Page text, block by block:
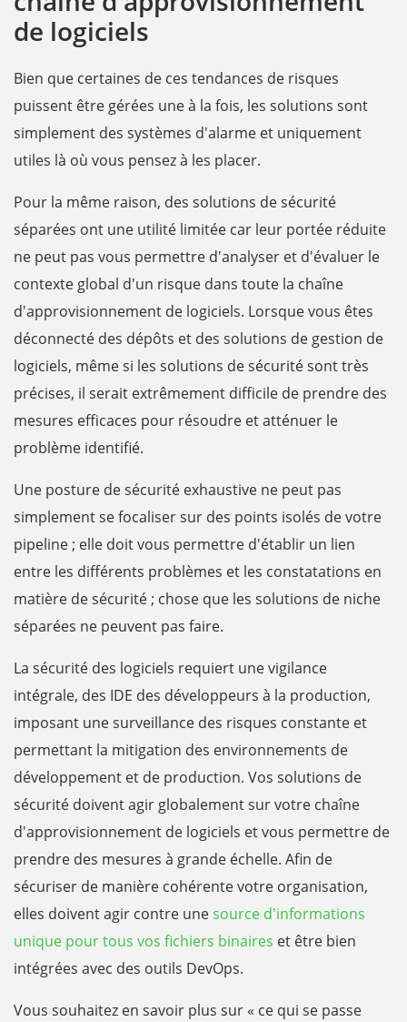
de logiciels
Bien que certaines de ces tendances de risques
puissent être gérées une à la fois, les solutions sont
simplement des systèmes d'alarme et uniquement
utiles là où vous pensez à les placer.
Pour la même raison, des solutions de sécurité
séparées ont une utilité limitée car leur portée réduite
ne peut pas vous permettre d'analyser et d'évaluer le
contexte global d'un risque dans toute la chaîne
d'approvisionnement de logiciels. Lorsque vous êtes
déconnecté des dépôts et des solutions de gestion de
logiciels, même si les solutions de sécurité sont très
précises, il serait extrêmement difficile de prendre des
mesures efficaces pour résoudre et atténuer le
problème identifié.
Une posture de sécurité exhaustive ne peut pas
simplement se focaliser sur des points isolés de votre
pipeline ; elle doit vous permettre d'établir un lien
entre les différents problèmes et les constatations en
matière de sécurité ; chose que les solutions de niche
séparées ne peuvent pas faire.
La sécurité des logiciels requiert une vigilance
intégrale, des IDE des développeurs à la production,
imposant une surveillance des risques constante et
permettant la mitigation des environnements de
développement et de production. Vos solutions de
sécurité doivent agir globalement sur votre chaîne
d'approvisionnement de logiciels et vous permettre de
prendre des mesures à grande échelle. Afin de
sécuriser de manière cohérente votre organisation,
elles doivent agir contre unesource d'informations
unique pour tous vos fichiers binaires et être bien
intégrées avec des outils DevOps.
Vous souhaitez en savoir plus sur « ce qui se passe